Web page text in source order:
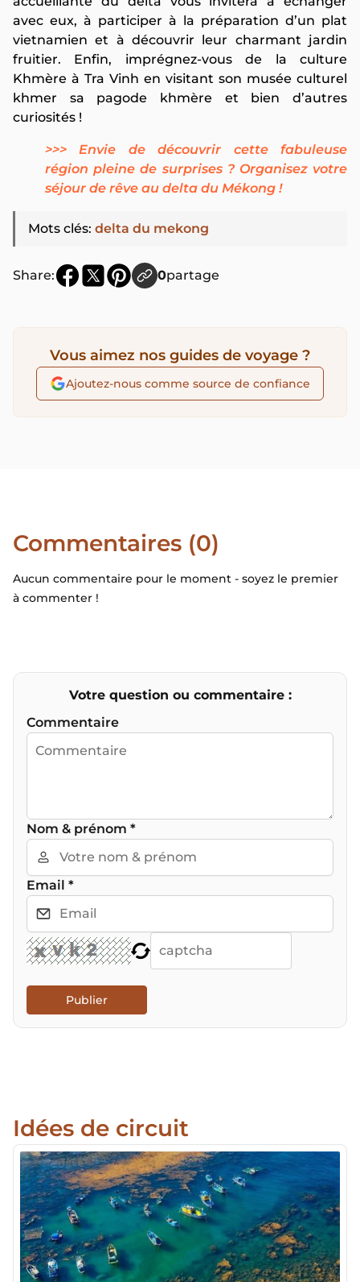
avec eux, à participer à la préparation d’un plat
vietnamien et à découvrir leur charmant jardin
fruitier. Enfin, imprégnez-vous de la culture
Khmère à Tra Vinh en visitant son musée culturel
khmer sa pagode khmère et bien d’autres
curiosités !
>>> Envie de découvrir cette fabuleuse
région pleine de surprises ? Organisez votre
séjour de rêve au delta du Mékong !
Mots clés: delta du mekong
Share: 0partage
Vous aimez nos guides de voyage ?
Ajoutez-nous comme source de confiance
Commentaires (0)
Aucun commentaire pour le moment - soyez le premier
à commenter !
Votre question ou commentaire :
Commentaire
Nom & prénom *
Email *
Publier
Idées de circuit